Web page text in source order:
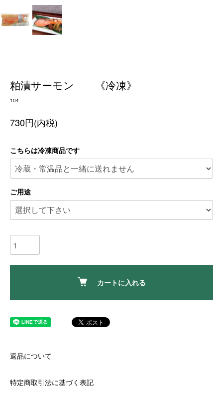
粕漬サーモン 《冷凍》
104
730円(内税)
こちらは冷凍商品です
ご用途
カートに入れる
返品について
特定商取引法に基づく表記